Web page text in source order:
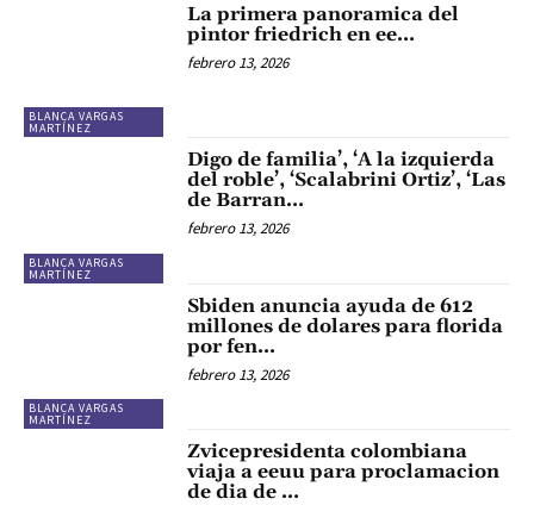
BLANCA VARGAS
MARTÍNEZ
La primera panoramica del
pintor friedrich en ee…
febrero 13, 2026
BLANCA VARGAS
MARTÍNEZ
Digo de familia’, ‘A la izquierda
del roble’, ‘Scalabrini Ortiz’, ‘Las
de Barran…
febrero 13, 2026
BLANCA VARGAS
MARTÍNEZ
Sbiden anuncia ayuda de 612
millones de dolares para florida
por fen…
febrero 13, 2026
Zvicepresidenta colombiana
viaja a eeuu para proclamacion
de dia de …